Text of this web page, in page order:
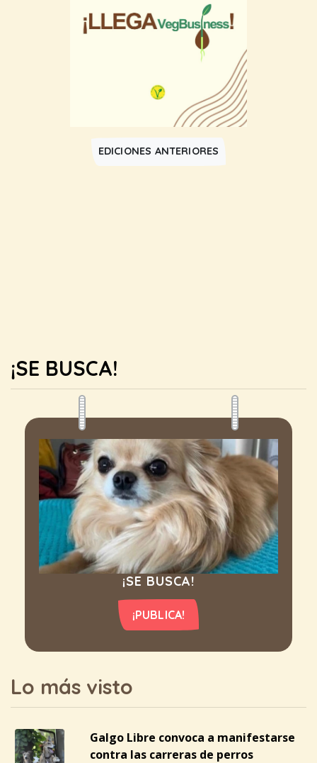
EDICIONES ANTERIORES
¡SE BUSCA!
¡SE BUSCA!
¡PUBLICA!
Lo más visto
Galgo Libre convoca a manifestarse
contra las carreras de perros